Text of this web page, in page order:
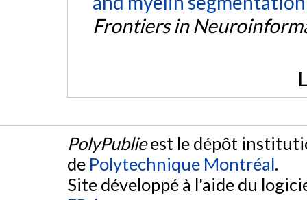
Frontiers in
PolyPublieest le dépôt
de Polytechnique Montréal.
Site développé à l'aide du